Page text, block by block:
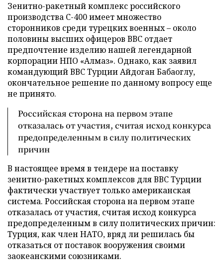
Зенитно-ракетный комплекс российского
производства С-400 имеет множество
сторонников среди турецких военных – около
половины высших офицеров ВВС отдает
предпочтение изделию нашей легендарной
корпорации НПО «Алмаз». Однако, как заявил
командующий ВВС Турции Айдоган Бабаоглу,
окончательное решение по данному вопросу еще
не принято.
Российская сторона на первом этапе
отказалась от участия, считая исход конкурса
предопределенным в силу политических
причин
В настоящее время в тендере на поставку
зенитно-ракетных комплексов для ВВС Турции
фактически участвует только американская
система. Российская сторона на первом этапе
отказалась от участия, считая исход конкурса
предопределенным в силу политических причин:
Турция, как член НАТО, вряд ли решилась бы
отказаться от поставок вооружения своими
заокеанскими союзниками.